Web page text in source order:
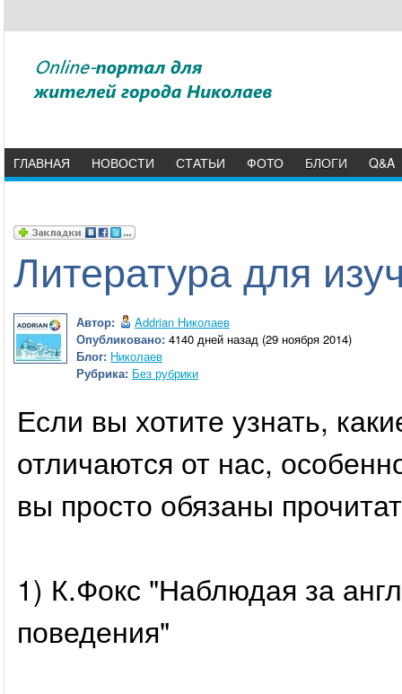
ГЛАВНАЯ НОВОСТИ СТАТЬИ ФОТО БЛОГИ Q&A
Литература для
Автор:
Addrian Николаев
Опубликовано: 4140 дней назад (29 ноября 2014)
Блог: Николаев
Рубрика: Без рубрики
Если вы хотите узнать,
отличаются от нас,
вы просто обязаны
1) К.Фокс "Наблюдая за
поведения"